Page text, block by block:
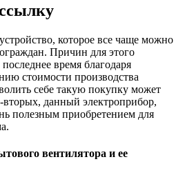
которое все чаще можно
Причин для этого
время благодаря
стоимости производства
себе такую покупку может
данный электроприбор,
полезным приобретением для
вентилятора и ее